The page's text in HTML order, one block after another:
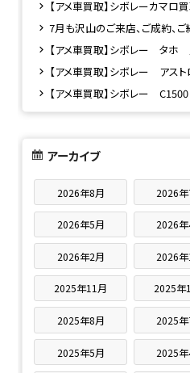
【アメ車買取】シボレーカマロ買
7月も沢山のご来店、ご成約、
【アメ車買取】シボレー タホ
【アメ車買取】シボレー アスト
【アメ車買取】シボレー
アーカイブ
2026年8月 2026
2026年5月 2026
2026年2月 2026
2025年11月 2025年
2025年8月 2025
2025年5月 2025